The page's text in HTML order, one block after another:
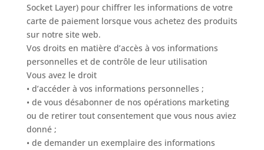
Socket Layer) pour chiffrer les informations de votre
carte de paiement lorsque vous achetez des produits
sur notre site web.
Vos droits en matière d’accès à vos informations
personnelles et de contrôle de leur utilisation
Vous avez le droit
• d’accéder à vos informations personnelles ;
• de vous désabonner de nos opérations marketing
ou de retirer tout consentement que vous nous aviez
donné ;
• de demander un exemplaire des informations